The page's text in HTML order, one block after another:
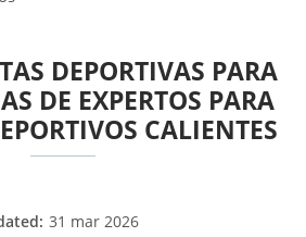
DEPORTIVAS PARA
DE EXPERTOS PARA
CALIENTES
31 mar 2026